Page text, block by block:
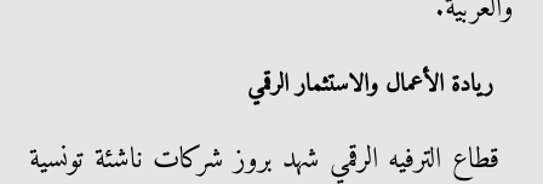
ريادة الأعمال والاستثمار الرقمي
قطاع الترفيه الرقمي شهد بروز شركات ناشئة تونسية